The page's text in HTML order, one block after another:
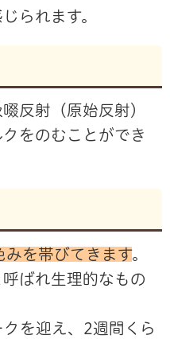
られます。
反射（原始反射）
をのむことができ
を帯びてきます。
ばれ生理的なもの
を迎え、2週間くら